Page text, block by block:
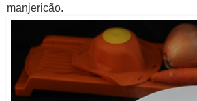
manjericão.